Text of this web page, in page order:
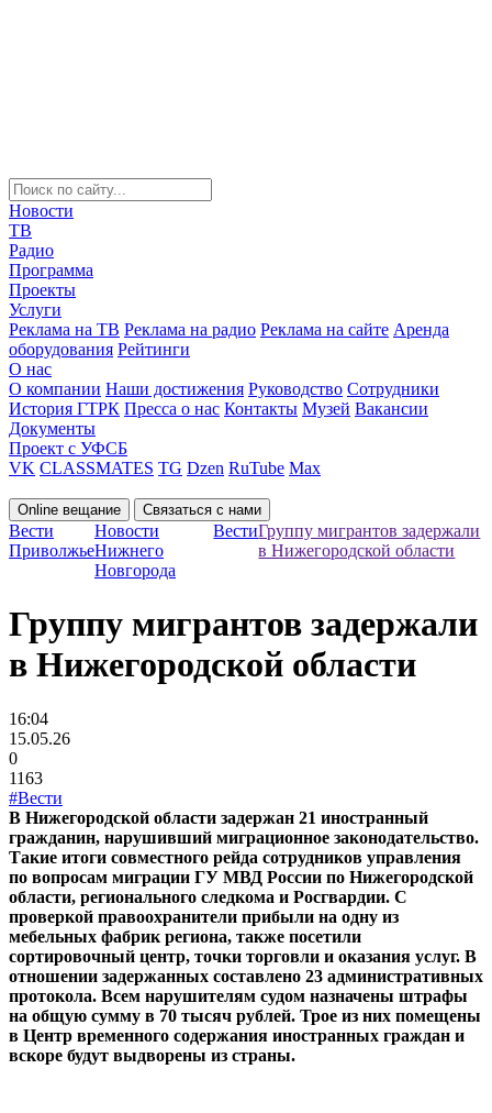
Новости
ТВ
Радио
Программа
Проекты
Услуги
Реклама на ТВ Реклама на радио Реклама на сайте Аренда
оборудования Рейтинги
О нас
О компании Наши достижения Руководство Сотрудники
История ГТРК Пресса о нас Контакты Музей Вакансии
Документы
Проект с УФСБ
VK CLASSMATES TG Dzen RuTube Max
Online вещание Связаться с нами
Вести
Приволжье
Новости
Нижнего
Новгорода
ВестиГруппу мигрантов задержали
в Нижегородской области
Группу мигрантов задержали
в Нижегородской области
16:04
15.05.26
0
1163
#Вести
В Нижегородской области задержан 21 иностранный
гражданин, нарушивший миграционное законодательство.
Такие итоги совместного рейда сотрудников управления
по вопросам миграции ГУ МВД России по Нижегородской
области, регионального следкома и Росгвардии. С
проверкой правоохранители прибыли на одну из
мебельных фабрик региона, также посетили
сортировочный центр, точки торговли и оказания услуг. В
отношении задержанных составлено 23 административных
протокола. Всем нарушителям судом назначены штрафы
на общую сумму в 70 тысяч рублей. Трое из них помещены
в Центр временного содержания иностранных граждан и
вскоре будут выдворены из страны.